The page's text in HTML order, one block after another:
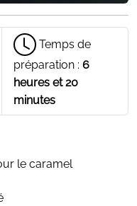
Temps de
préparation : 6
heures et 20
minutes
le caramel